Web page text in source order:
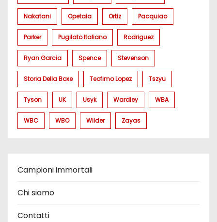
Nakatani Opetaia Ortiz Pacquiao
Parker Pugilato Italiano Rodriguez
Ryan Garcia Spence Stevenson
Storia Della Boxe Teofimo Lopez Tszyu
Tyson UK Usyk Wardley WBA
WBC WBO Wilder Zayas
Campioni immortali
Chi siamo
Contatti